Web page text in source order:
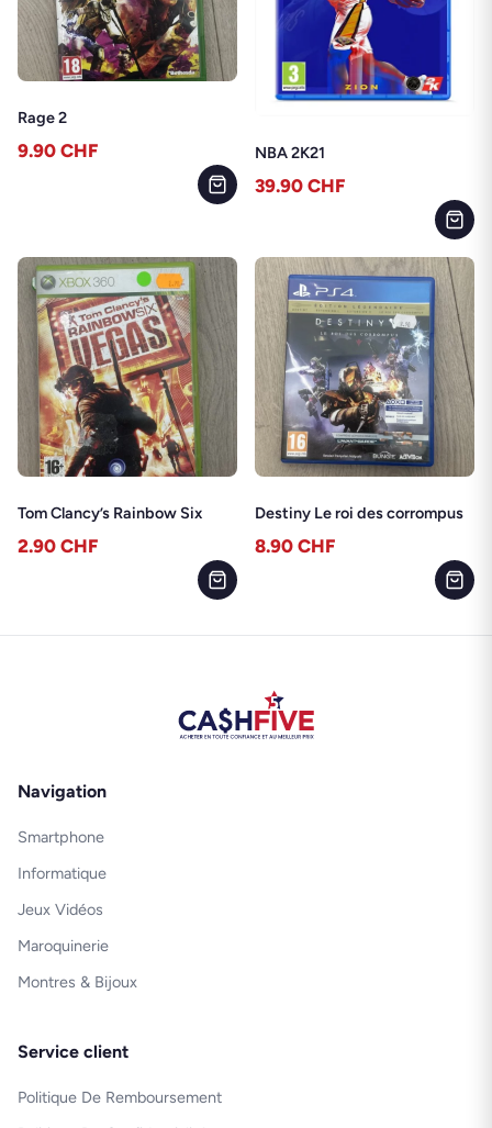
Rage 2
9.90 CHF NBA 2K21
39.90 CHF
Tom Clancy’s Rainbow Six
2.90 CHF
Destiny Le roi des corrompus
8.90 CHF
Navigation
Smartphone
Informatique
Jeux Vidéos
Maroquinerie
Montres & Bijoux
Service client
Politique De Remboursement